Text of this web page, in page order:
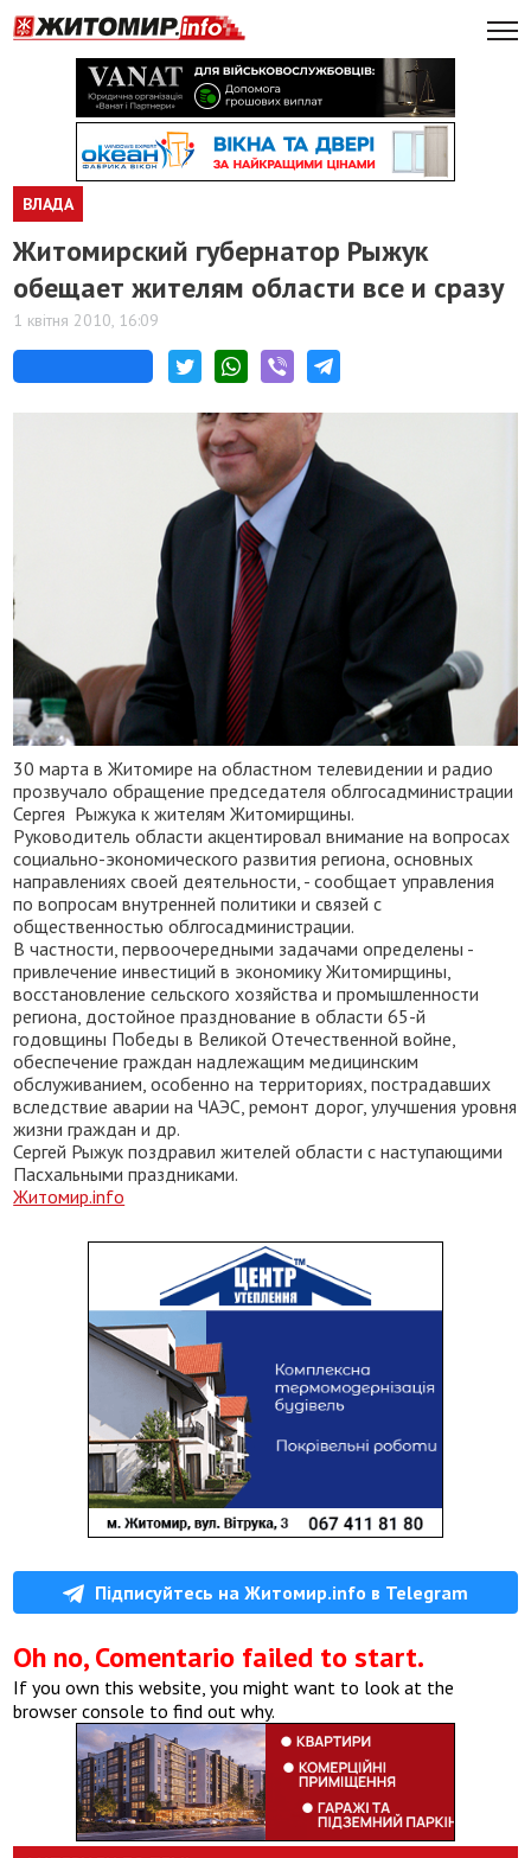
ВЛАДА
Житомирский губернатор Рыжук
обещает жителям области все и сразу
1 квітня 2010, 16:09
30 марта в Житомире на областном телевидении и радио
прозвучало обращение председателя облгосадминистрации
Сергея Рыжука к жителям Житомирщины.
Руководитель области акцентировал внимание на вопросах
социально-экономического развития региона, основных
направлениях своей деятельности, - сообщает управления
по вопросам внутренней политики и связей с
общественностью облгосадминистрации.
В частности, первоочередными задачами определены -
привлечение инвестиций в экономику Житомирщины,
восстановление сельского хозяйства и промышленности
региона, достойное празднование в области 65-й
годовщины Победы в Великой Отечественной войне,
обеспечение граждан надлежащим медицинским
обслуживанием, особенно на территориях, пострадавших
вследствие аварии на ЧАЭС, ремонт дорог, улучшения уровня
жизни граждан и др.
Сергей Рыжук поздравил жителей области с наступающими
Пасхальными праздниками.
Житомир.info
Підписуйтесь на Житомир.info в Telegram
Oh no, Comentario failed to start.
If you own this website, you might want to look at the
browser console to find out why.